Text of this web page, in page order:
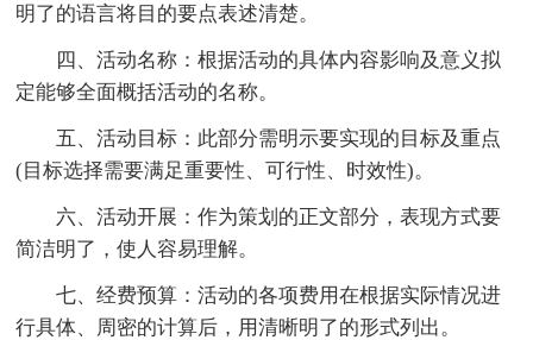
明了的语言将目的要点表述清楚。
四、活动名称：根据活动的具体内容影响及意义拟
定能够全面概括活动的名称。
五、活动目标：此部分需明示要实现的目标及重点
(目标选择需要满足重要性、可行性、时效性)。
六、活动开展：作为策划的正文部分，表现方式要
简洁明了，使人容易理解。
七、经费预算：活动的各项费用在根据实际情况进
行具体、周密的计算后，用清晰明了的形式列出。